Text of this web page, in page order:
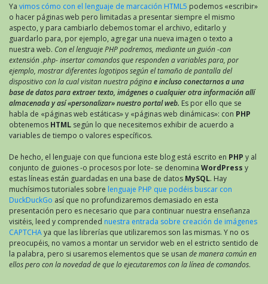
Ya vimos cómo con el lenguaje de marcación HTML5 podemos «escribir»
o hacer páginas web pero limitadas a presentar siempre el mismo
aspecto, y para cambiarlo debemos tomar el archivo, editarlo y
guardarlo para, por ejemplo, agregar una nueva imagen o texto a
nuestra web. Con el lenguaje PHP podremos, mediante un guión -con
extensión .php- insertar comandos que responden a variables para, por
ejemplo, mostrar diferentes logotipos según el tamaño de pantalla del
dispositivo con la cual visitan nuestra páginae incluso conectarnos a una
base de datos para extraer texto, imágenes o cualquier otra información allí
almacenada y así «personalizar» nuestro portal web. Es por ello que se
habla de «páginas web estáticas» y «páginas web dinámicas»: con PHP
obtenemos HTML según lo que necesitemos exhibir de acuerdo a
variables de tiempo o valores específicos.
De hecho, el lenguaje con que funciona este blog está escrito en PHP y al
conjunto de guiones -o procesos por lote- se denomina WordPress y
estas líneas están guardadas en una base de datos MySQL. Hay
muchísimos tutoriales sobre lenguaje PHP que podéis buscar con
DuckDuckGo así que no profundizaremos demasiado en esta
presentación pero es necesario que para continuar nuestra enseñanza
visitéis, leed y comprended nuestra entrada sobre creación de imágenes
CAPTCHAya que las librerías que utilizaremos son las mismas. Y no os
preocupéis, no vamos a montar un servidor web en el estricto sentido de
la palabra, pero si usaremos elementos que se usan de manera común en
ellos pero con la novedad de que lo ejecutaremos con la línea de comandos.